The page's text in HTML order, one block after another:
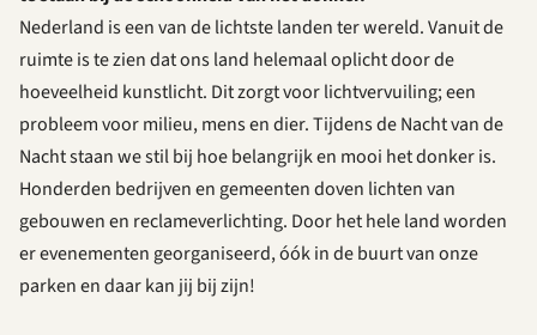
Nederland is een van de lichtste landen ter wereld. Vanuit de
ruimte is te zien dat ons land helemaal oplicht door de
hoeveelheid kunstlicht. Dit zorgt voor lichtvervuiling; een
probleem voor milieu, mens en dier.Tijdens de Nacht van de
Nacht staan we stil bij hoe belangrijk en mooi het donker is.
Honderden bedrijven en gemeenten doven lichten van
gebouwen en reclameverlichting. Door het hele land worden
er evenementen georganiseerd, óók in de buurt van onze
parken en daar kan jij bij zijn!